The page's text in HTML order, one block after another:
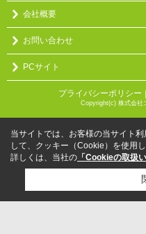
会社概要
お問い合わせ
PCサイト
プライバシーポリシー
Copyright(c) 株式会社
当サイトでは、お客様の当サイト
して、クッキー（Cookie）を使用し
詳しくは、当社の 「Cookieの取扱